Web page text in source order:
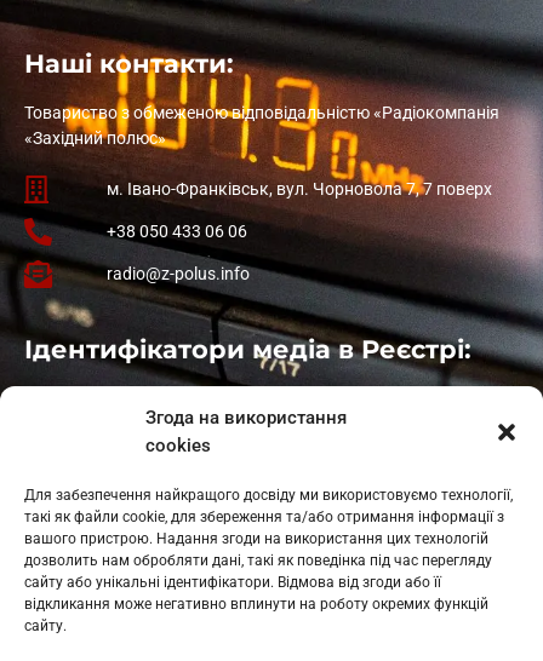
Згода на використання
cookies
Для забезпечення найкращого досвіду ми використовуємо технології,
такі як файли cookie, для збереження та/або отримання інформації з
вашого пристрою. Надання згоди на використання цих технологій
дозволить нам обробляти дані, такі як поведінка під час перегляду
сайту або унікальні ідентифікатори. Відмова від згоди або її
відкликання може негативно вплинути на роботу окремих функцій
сайту.
Наші контакти:
Товариство з обмеженою відповідальністю «Радіокомпанія
«Західний полюс»
м. Івано-Франківськ, вул. Чорновола 7, 7 поверх
+38 050 433 06 06
radio@z-polus.info
Ідентифікатори медіа в Реєстрі:
: L11-01410
: L11-01801
Косів: L11-01805
Гарасимів: L11-02274